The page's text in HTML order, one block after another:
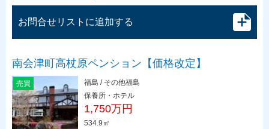
お問合せリストに追加する
南会津町高杖原ペンション【価格改定】
売買
福島 / その他福島
保養所・ホテル
1,750万円
534.9㎡